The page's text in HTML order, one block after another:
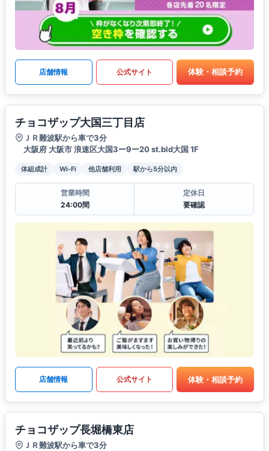
店舗情報 公式サイト 体験・相談予約
チョコザップ大国三丁目店
ＪＲ難波駅から車で3分
大阪府 大阪市 浪速区大国3ー9ー20 st.bld大国 1F
体組成計 Wi-Fi 他店舗利用 駅から5分以内
営業時間
24:00間
定休日
要確認
店舗情報 公式サイト 体験・相談予約
チョコザップ長堀橋東店
ＪＲ難波駅から車で3分